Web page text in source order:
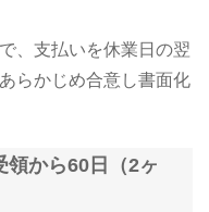
、支払いを休業日の翌
らかじめ合意し書面化
から60日（2ヶ